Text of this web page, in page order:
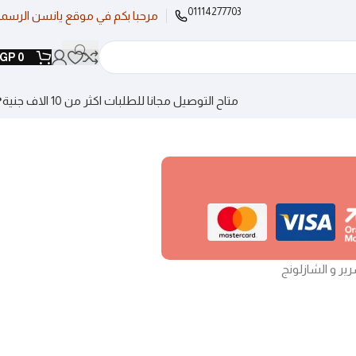
01114277703 مرحبا بكم في موقع يانسن
0
متاح التوصيل مجانا للطلبات اكثر من 10 الاف جنية❤
و الشازلونج